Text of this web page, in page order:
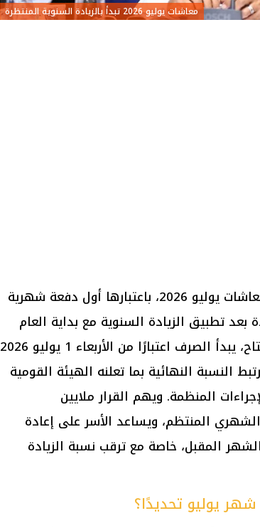
معاشات يوليو 2026 تبدأ بالزيادة السنوية المنتظرة
يوليو 2026
، باعتبارها أول دفعة شهرية
تطبيق الزيادة السنوية مع بداية العام
. ووفق آخر تحديث متاح، يبدأ الصرف اعتبارًا من الأربعاء 1 يوليو 2026
النسبة النهائية بما تعلنه الهيئة القومية
المنظمة. ويهم القرار ملايين
المنتظم، ويساعد الأسر على إعادة
الشهر المقبل، خاصة مع ترقب نسبة الزيادة
يوليو تحديدًا؟